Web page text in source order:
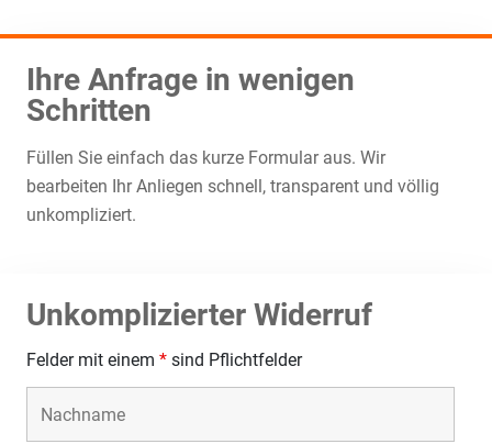
Ihre Anfrage in wenigen
Schritten
Füllen Sie einfach das kurze Formular aus. Wir
bearbeiten Ihr Anliegen schnell, transparent und völlig
unkompliziert.
Unkomplizierter Widerruf
Felder mit einem * sind Pflichtfelder